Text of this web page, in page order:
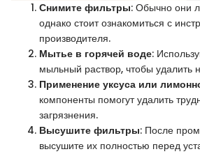
Снимите фильтры: Обычно они
однако стоит ознакомиться с
производителя.
Мытье в горячей воде:
мыльный раствор, чтобы удалить
Применение уксуса или
компоненты помогут удалить
загрязнения.
Высушите фильтры: После
высушите их полностью перед